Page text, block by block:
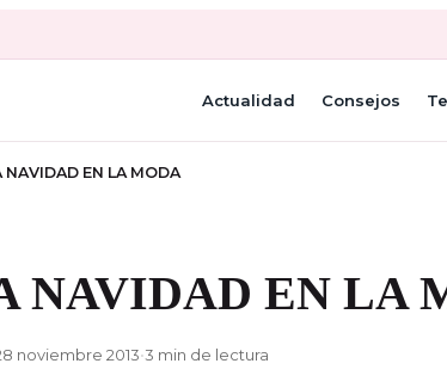
Actualidad Consejos
NAVIDAD EN LA MODA
NAVIDAD EN LA
noviembre 2013•3 min de lectura